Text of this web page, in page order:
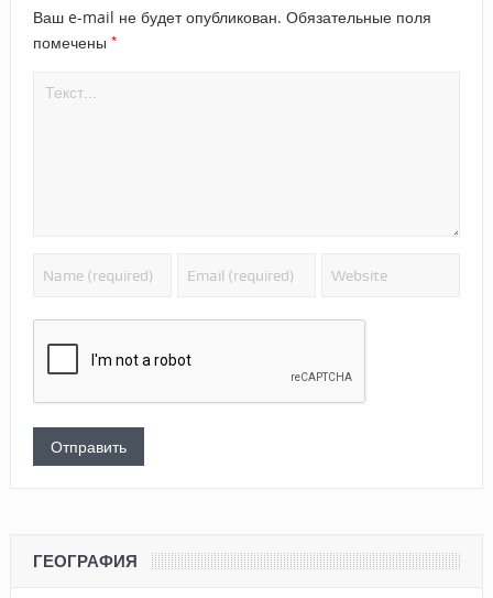
Ваш e-mail не будет опубликован. Обязательные поля
помечены *
ГЕОГРАФИЯ